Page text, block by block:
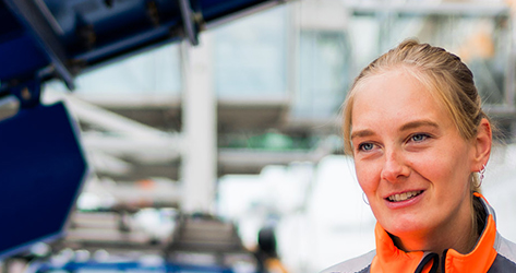
Center der HPA
aller Verkehrsmeldungen im Hafen am